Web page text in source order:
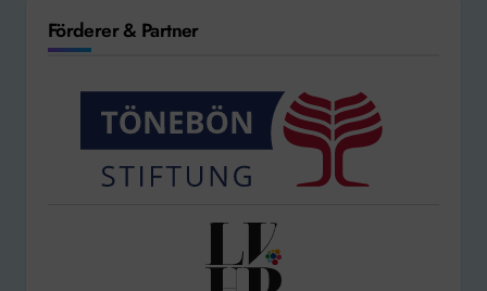
Förderer & Partner